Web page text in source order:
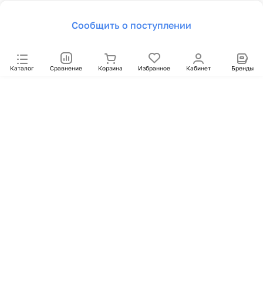
Сообщить о поступлении
Каталог Сравнение Корзина Избранное Кабинет Бренды